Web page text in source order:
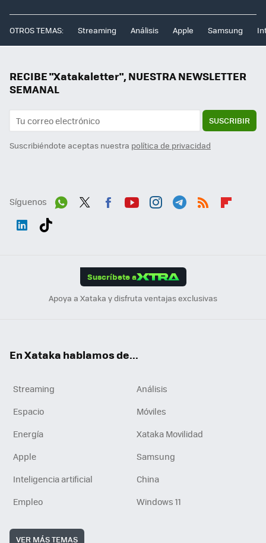
OTROS TEMAS: Streaming Análisis Apple Samsung
RECIBE "Xatakaletter", NUESTRA NEWSLETTER
SEMANAL
SUSCRIBIR
Suscribiéndote aceptas nuestra política de privacidad
Síguenos
Suscríbete a
Apoya a Xataka y disfruta ventajas exclusivas
En Xataka hablamos de...
Streaming
Análisis
Espacio
Móviles
Energía
Xataka Movilidad
Apple
Samsung
Inteligencia artificial
China
Empleo
Windows 11
VER MÁS TEMAS